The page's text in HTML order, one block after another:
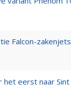
Falcon-
het eerst naar